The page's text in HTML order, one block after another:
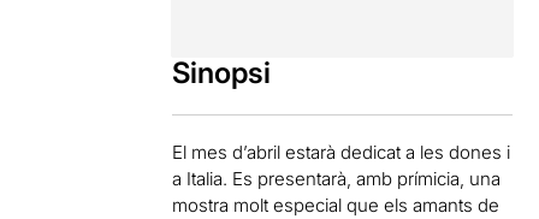
Sinopsi
El mes d’abril estarà dedicat a les dones i
a Italia. Es presentarà, amb prímicia, una
mostra molt especial que els amants de